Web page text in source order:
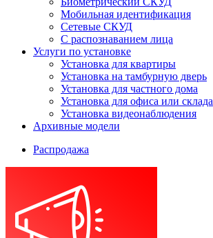
Мобильная идентификация
Сетевые СКУД
С распознаванием лица
Услуги по установке
Установка для квартиры
Установка на тамбурную дверь
Установка для частного дома
Установка для офиса или склада
Установка видеонаблюдения
Архивные модели
Распродажа